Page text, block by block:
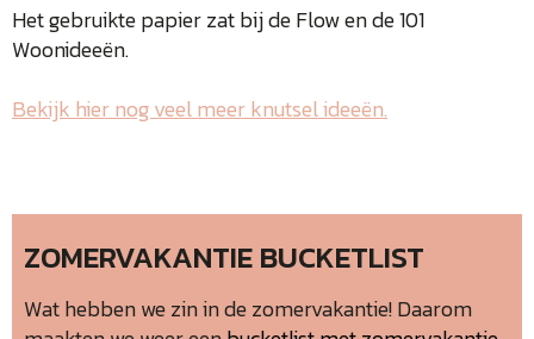
Het gebruikte papier zat bij de Flow en de 101
Woonideeën.
Bekijk hier nog veel meer knutsel ideeën.
ZOMERVAKANTIE BUCKETLIST
Wat hebben we zin in de zomervakantie! Daarom